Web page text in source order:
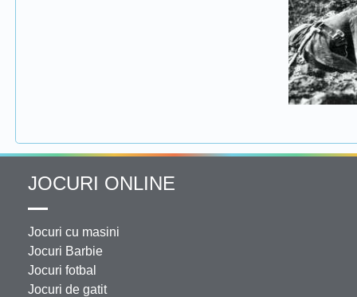
JOCURI ONLINE
Jocuri cu masini
Jocuri Barbie
Jocuri fotbal
Jocuri de gatit